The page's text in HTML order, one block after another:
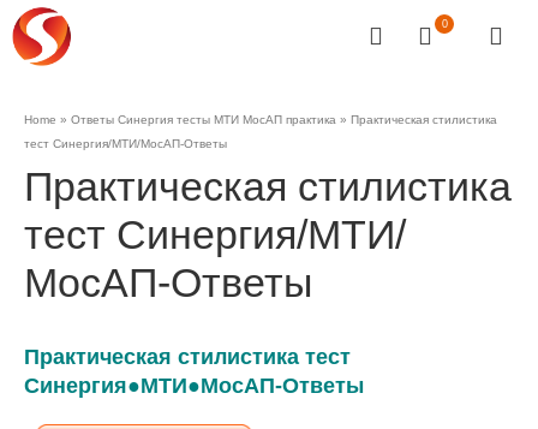
0
Home » Ответы Синергия тесты МТИ МосАП практика » Практическая стилистика
тест Синергия/МТИ/МосАП-Ответы
Практическая стилистика
тест Синергия/МТИ/
МосАП-Ответы
Практическая стилистика тест
Синергия●МТИ●МосАП-Ответы